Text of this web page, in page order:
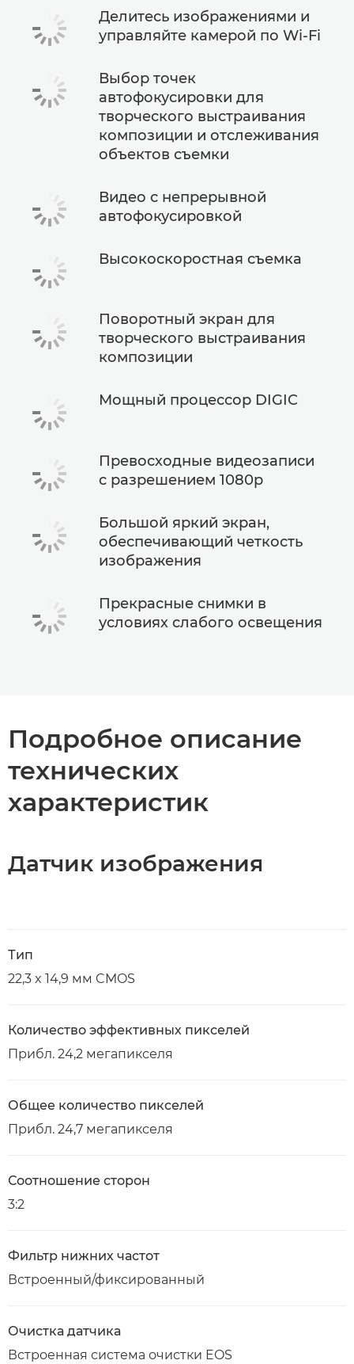
Делитесь изображениями и
управляйте камерой по Wi-Fi
Выбор точек
автофокусировки для
творческого выстраивания
композиции и отслеживания
объектов съемки
Видео с непрерывной
автофокусировкой
Высокоскоростная съемка
Поворотный экран для
творческого выстраивания
композиции
Мощный процессор DIGIC
Превосходные видеозаписи
с разрешением 1080p
Большой яркий экран,
обеспечивающий четкость
изображения
Прекрасные снимки в
условиях слабого освещения
Подробное описание
технических
характеристик
Датчик изображения
Тип
22,3 x 14,9 мм CMOS
Количество эффективных пикселей
Прибл. 24,2 мегапикселя
Общее количество пикселей
Прибл. 24,7 мегапикселя
Соотношение сторон
3:2
Фильтр нижних частот
Встроенный/фиксированный
Очистка датчика
Встроенная система очистки EOS